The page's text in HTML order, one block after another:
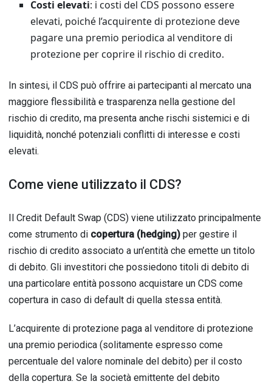
Costi elevati: i costi del CDS possono essere
elevati, poiché l’acquirente di protezione deve
pagare una premio periodica al venditore di
protezione per coprire il rischio di credito.
In sintesi, il CDS può offrire ai partecipanti al mercato una
maggiore flessibilità e trasparenza nella gestione del
rischio di credito, ma presenta anche rischi sistemici e di
liquidità, nonché potenziali conflitti di interesse e costi
elevati.
Come viene utilizzato il CDS?
Il Credit Default Swap (CDS) viene utilizzato principalmente
come strumento di copertura (hedging) per gestire il
rischio di credito associato a un’entità che emette un titolo
di debito. Gli investitori che possiedono titoli di debito di
una particolare entità possono acquistare un CDS come
copertura in caso di default di quella stessa entità.
L’acquirente di protezione paga al venditore di protezione
una premio periodica (solitamente espresso come
percentuale del valore nominale del debito) per il costo
della copertura. Se la società emittente del debito